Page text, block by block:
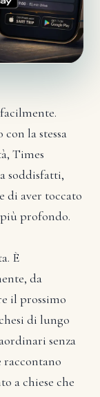
la stessa
Times
soddisfatti,
di aver toccato
profondo.
È
da
il prossimo
di lungo
senza
raccontano
a chiese che